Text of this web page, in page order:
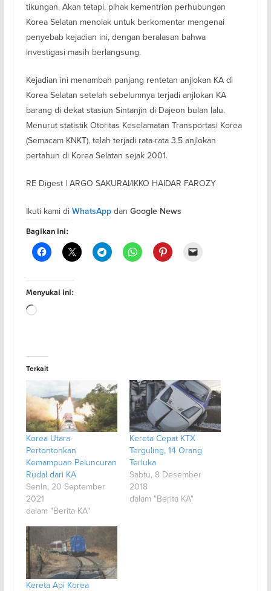
tikungan. Akan tetapi, pihak kementrian perhubungan
Korea Selatan menolak untuk berkomentar mengenai
penyebab kejadian ini, dengan beralasan bahwa
investigasi masih berlangsung.
Kejadian ini menambah panjang rentetan anjlokan KA di
Korea Selatan setelah sebelumnya terjadi anjlokan KA
barang di dekat stasiun Sintanjin di Dajeon bulan lalu.
Menurut statistik Otoritas Keselamatan Transportasi Korea
(Semacam KNKT), telah terjadi rata-rata 3,5 anjlokan
pertahun di Korea Selatan sejak 2001.
RE Digest | ARGO SAKURAI/IKKO HAIDAR FAROZY
Ikuti kami di WhatsAppdan Google News
Bagikan ini:
Menyukai ini:
Memuat...
Terkait
Korea Utara
Pertontonkan
Kemampuan Peluncuran
Rudal dari KA
Senin, 20 September
2021
dalam "Berita KA"
Kereta Cepat KTX
Terguling, 14 Orang
Terluka
Sabtu, 8 Desember
2018
dalam "Berita KA"
Kereta Api Korea